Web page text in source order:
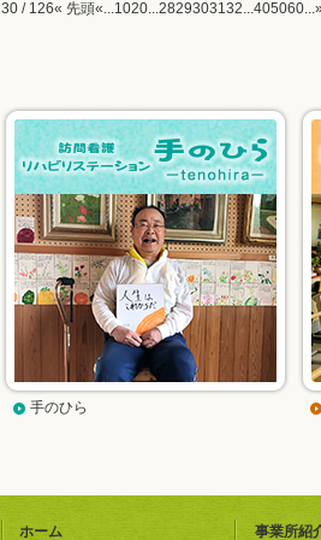
30 / 126« 先頭«...1020...2829303132...405060...
手のひら
ホーム 事業所紹